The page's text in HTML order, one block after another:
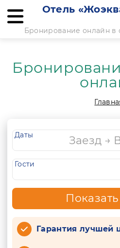
Отель
Бронирование онлайн в
Даты
Гости
Гарантия лучшей